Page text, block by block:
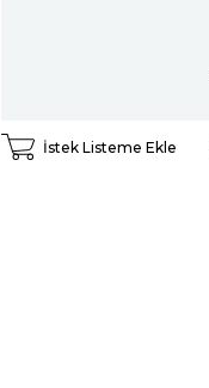
İstek Listeme Ekle